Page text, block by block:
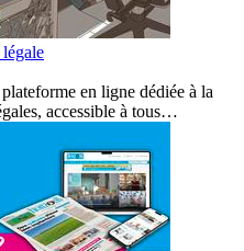
en ligne dédiée à la
accessible à tous…